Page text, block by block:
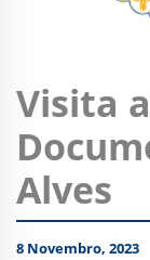
Visita
Alves
8 Novembro, 2023